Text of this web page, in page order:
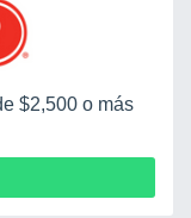
$2,500 o más